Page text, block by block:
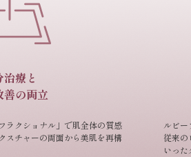
治療と
善の両立
ラクショナル」で肌全体の質感
スチャーの両面から美肌を再構
ルビー
従来の
いっ